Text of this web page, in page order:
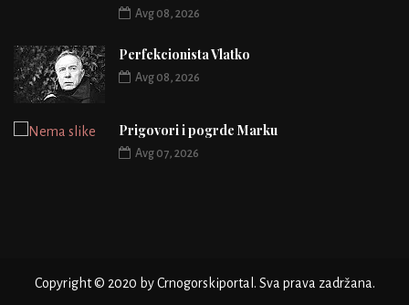
Avg 08, 2026
Perfekcionista Vlatko
Avg 08, 2026
Prigovori i pogrde Marku
Avg 07, 2026
Copyright © 2020 by Crnogorskiportal. Sva prava zadržana.